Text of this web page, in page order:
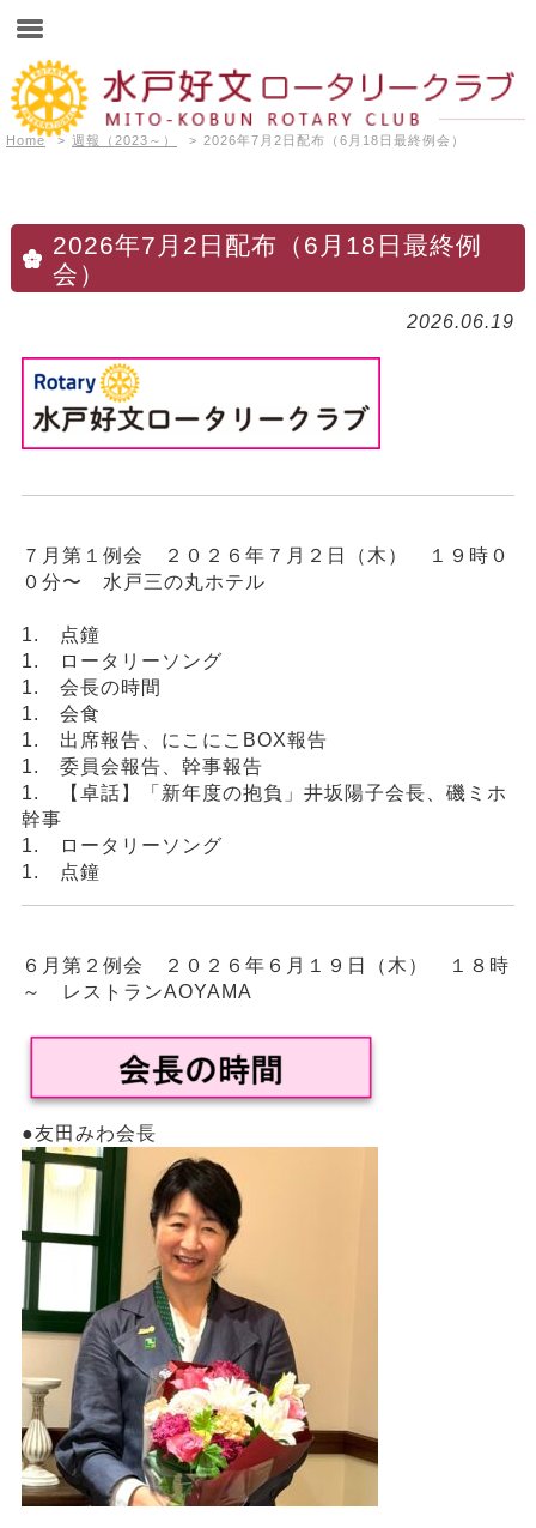
Home > 週報（2023～） > 2026年7月2日配布（6月18日最終例会）
2026年7月2日配布（6月18日最終例
会）
2026.06.19
７ 月第１例会 ２０２６年７月２日（木） １９時０
０分〜 水戸三の丸ホテル
1. 点鐘
1. ロータリーソング
1. 会長の時間
1. 会食
1. 出席報告、にこにこBOX報告
1. 委員会報告、幹事報告
1. 【卓話】「新年度の抱負」井坂陽子会長、磯ミホ
幹事
1. ロータリーソング
1. 点鐘
６月第２例会 ２０２６年６月１９日（木） １８時
～ レストランAOYAMA
●友田みわ会長